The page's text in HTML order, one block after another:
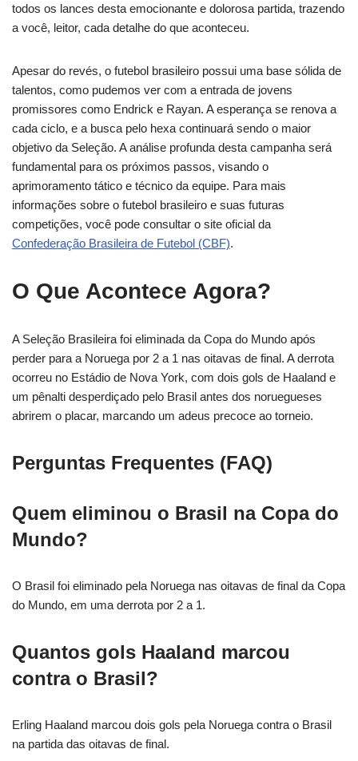
todos os lances desta emocionante e dolorosa partida, trazendo
a você, leitor, cada detalhe do que aconteceu.
Apesar do revés, o futebol brasileiro possui uma base sólida de
talentos, como pudemos ver com a entrada de jovens
promissores como Endrick e Rayan. A esperança se renova a
cada ciclo, e a busca pelo hexa continuará sendo o maior
objetivo da Seleção. A análise profunda desta campanha será
fundamental para os próximos passos, visando o
aprimoramento tático e técnico da equipe. Para mais
informações sobre o futebol brasileiro e suas futuras
competições, você pode consultar o site oficial da
Confederação Brasileira de Futebol (CBF).
O Que Acontece Agora?
A Seleção Brasileira foi eliminada da Copa do Mundo após
perder para a Noruega por 2 a 1 nas oitavas de final. A derrota
ocorreu no Estádio de Nova York, com dois gols de Haaland e
um pênalti desperdiçado pelo Brasil antes dos noruegueses
abrirem o placar, marcando um adeus precoce ao torneio.
Perguntas Frequentes (FAQ)
Quem eliminou o Brasil na Copa do
Mundo?
O Brasil foi eliminado pela Noruega nas oitavas de final da Copa
do Mundo, em uma derrota por 2 a 1.
Quantos gols Haaland marcou
contra o Brasil?
Erling Haaland marcou dois gols pela Noruega contra o Brasil
na partida das oitavas de final.